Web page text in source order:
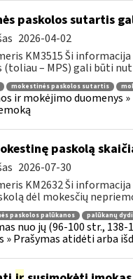
paskolos sutartis
2026-04-02
KM3515 Ši
– MPS) gali būti
mokestinės paskolos sutartis
ir mokėjimo duomenys
paskolą
2026-07-30
KM2632 Ši
dėl mokesčių
paskolos palūkanos palūkanų
nuo jų (96-100 str., 138-
» Prašymas atidėti arba